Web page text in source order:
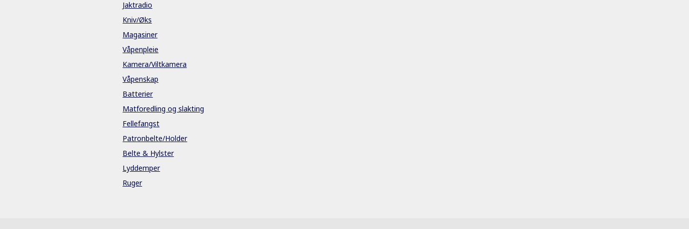
Jaktradio
Kniv/Øks
Magasiner
Våpenpleie
Kamera/Viltkamera
Våpenskap
Batterier
Matforedling og slakting
Fellefangst
Patronbelte/Holder
Belte & Hylster
Lyddemper
Ruger